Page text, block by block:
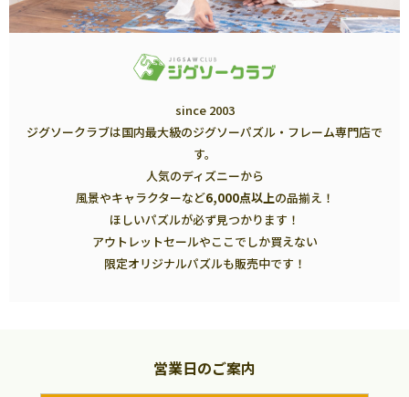
since 2003
ジグソークラブは国内最大級のジグソーパズル・フレーム専門店で
す。
人気のディズニーから
風景やキャラクターなど6,000点以上の品揃え！
ほしいパズルが必ず見つかります！
アウトレットセールやここでしか買えない
限定オリジナルパズルも販売中です！
営業日のご案内